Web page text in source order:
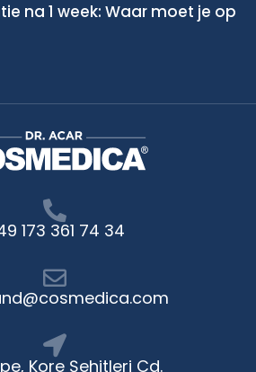
na 1 week: Waar moet je op
173 361 74 34
Kore Şehitleri Cd.